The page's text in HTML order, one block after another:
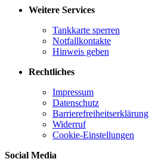
Weitere Services
Tankkarte sperren
Notfallkontakte
Hinweis geben
Rechtliches
Impressum
Datenschutz
Barrierefreiheitserklärung
Widerruf
Cookie-Einstellungen
Social Media